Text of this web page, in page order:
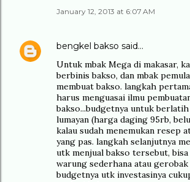
January 12, 2013 at 6:07 AM
bengkel bakso said…
Untuk mbak Mega di makasar,
berbinis bakso, dan mbak
membuat bakso. langkah
harus menguasai ilmu
bakso...budgetnya untuk berlatih
lumayan (harga daging 95rb,
kalau sudah menemukan resep
yang pas. langkah selanjutnya
utk menjual bakso tersebut, bisa
warung sederhana atau
budgetnya utk investasinya